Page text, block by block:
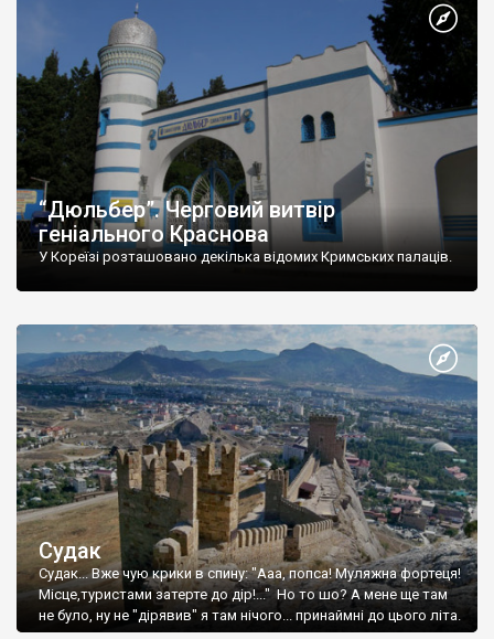
“Дюльбер”. Черговий витвір
геніального Краснова
У Кореїзі розташовано декілька відомих Кримських палаців.
Судак
Судак... Вже чую крики в спину: "Ааа, попса! Муляжна фортеця!
Місце,туристами затерте до дір!..." Но то шо? А мене ще там
не було, ну не "дірявив" я там нічого... принаймні до цього літа.